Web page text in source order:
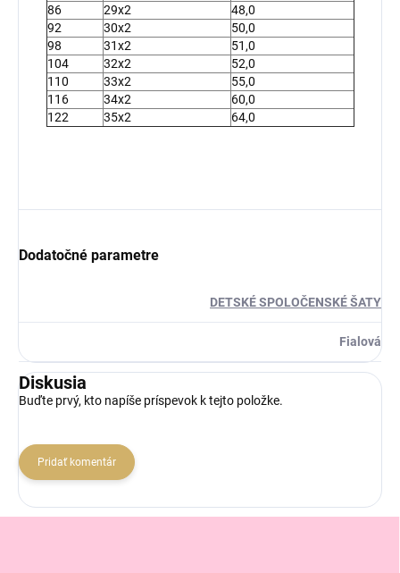
86
29x2
48,0
92
30x2
50,0
98
31x2
51,0
104
32x2
52,0
110
33x2
55,0
116
34x2
60,0
122
35x2 64,0
Dodatočné parametre
DETSKÉ SPOLOČENSKÉ ŠATY
Fialová
Diskusia
Buďte prvý, kto napíše príspevok k tejto položke.
Pridať komentár